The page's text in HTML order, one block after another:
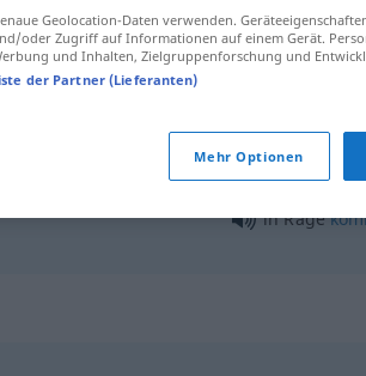
Rage
jemanden
in Rage
Geolocation-Daten verwenden.
oder Zugriff auf Informationen auf einem Gerät.
und Inhalten, Zielgruppenforschung und
der Partner (Lieferanten)
Mehr Optionen